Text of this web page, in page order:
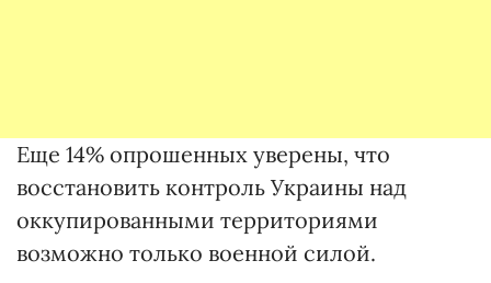
Еще 14% опрошенных уверены, что
восстановить контроль Украины над
оккупированными территориями
возможно только военной силой.